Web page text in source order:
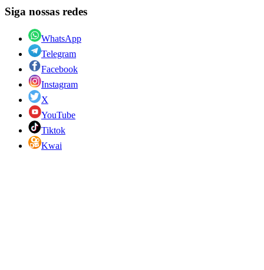
Siga nossas redes
WhatsApp
Telegram
Facebook
Instagram
X
YouTube
Tiktok
Kwai